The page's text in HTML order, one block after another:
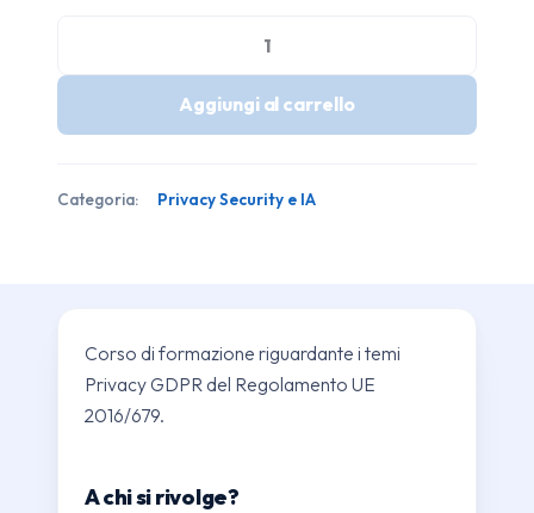
Privacy
Security
Aggiungi al carrello
Categoria: Privacy Security e IA
Corso di formazione riguardante i temi
Privacy GDPR del Regolamento UE
2016/679.
A chi si rivolge?